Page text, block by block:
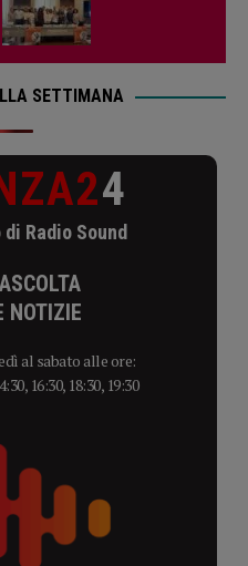
SETTIMANA
4
Radio Sound
NOTIZIE
al sabato alle ore:
16:30, 18:30, 19:30